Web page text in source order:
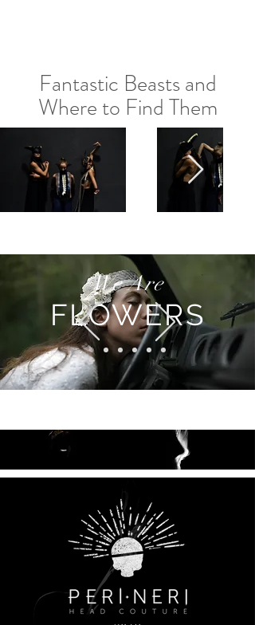
Fantastic Beasts and
Where to Find Them
We Are
FLOWERS